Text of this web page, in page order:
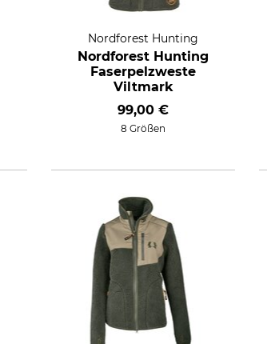
Nordforest Hunting
Nordforest Hunting
Faserpelzweste
Viltmark
99,00 €
8 Größen